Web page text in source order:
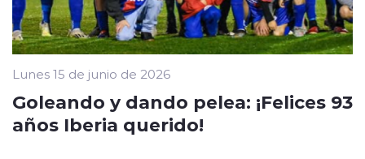
Lunes 15 de junio de 2026
Goleando y dando pelea: ¡Felices 93
años Iberia querido!